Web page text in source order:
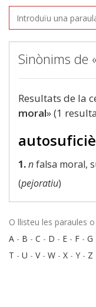
Sinònims de
Resultats de la
moral» (1
1.nfalsa moral,
(pejoratiu)
O llisteu les paraules
A - B - C - D - E - F - G
T - U - V- W - X - Y - Z